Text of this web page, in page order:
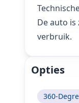
De auto
verbruik.
Opties
360-